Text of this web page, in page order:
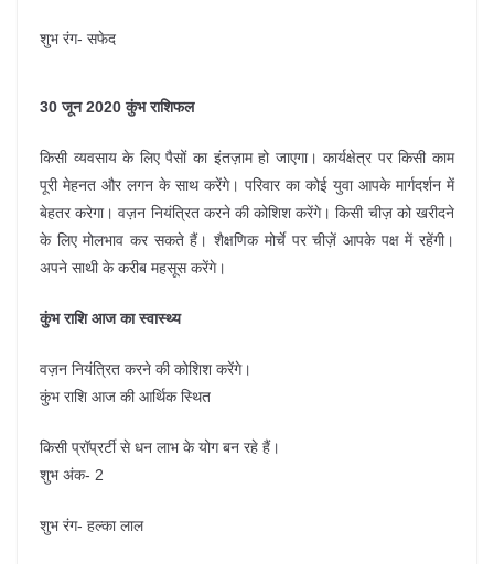
शुभ रंग- सफेद
30 जून 2020 कुंभ राशिफल
किसी व्यवसाय के लिए पैसों का इंतज़ाम हो जाएगा। कार्यक्षेत्र पर किसी काम
पूरी मेहनत और लगन के साथ करेंगे। परिवार का कोई युवा आपके मार्गदर्शन में
बेहतर करेगा। वज़न नियंत्रित करने की कोशिश करेंगे। किसी चीज़ को खरीदने
के लिए मोलभाव कर सकते हैं। शैक्षणिक मोर्चे पर चीज़ें आपके पक्ष में रहेंगी।
अपने साथी के करीब महसूस करेंगे।
कुंभ राशि आज का स्वास्थ्य
वज़न नियंत्रित करने की कोशिश करेंगे।
कुंभ राशि आज की आर्थिक स्थित
किसी प्रॉप्रर्टी से धन लाभ के योग बन रहे हैं।
शुभ अंक- 2
शुभ रंग- हल्का लाल